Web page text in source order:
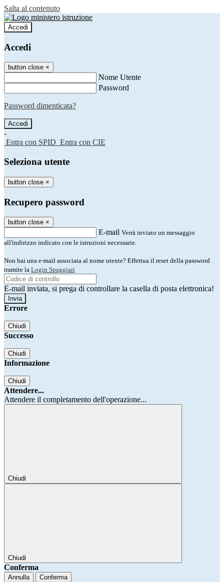
Salta al contenuto
Accedi
Accedi
button close ×
Nome Utente
Password
Password dimenticata?
-
Entra con SPID Entra con CIE
Seleziona utente
button close ×
Recupero password
button close ×
E-mail Verrà inviato un messaggio
all'indirizzo indicato con le istruzioni necessarie.
Non hai una e-mail associata al nome utente? Effettua il reset della password
tramite la Login Spaggiari
E-mail inviata, si prega di controllare la casella di posta elettronica!
Errore
Chiudi
Successo
Chiudi
Informazione
Chiudi
Attendere...
Attendere il completamento dell'operazione...
Chiudi
Chiudi
Conferma
Annulla Conferma